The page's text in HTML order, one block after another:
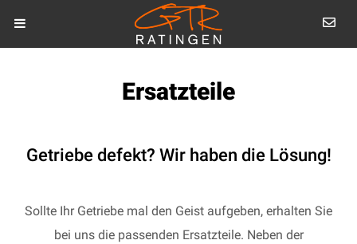
Ersatzteile
Getriebe defekt? Wir haben die Lösung!
Sollte Ihr Getriebe mal den Geist aufgeben, erhalten Sie
bei uns die passenden Ersatzteile. Neben der